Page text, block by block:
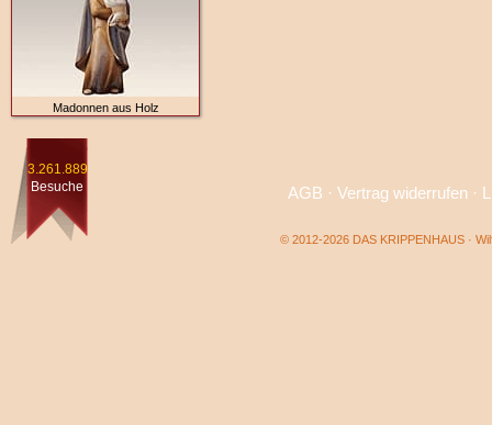
Madonnen aus Holz
3.261.889
Besuche
AGB · Vertrag widerrufen·
© 2012-2026 DAS KRIPPENHAUS ·